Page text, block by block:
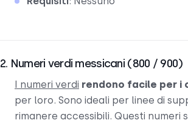
2. Numeri verdi messicani (800 / 900)
I numeri verdi rendono facile per i
per loro. Sono ideali per linee di
rimanere accessibili. Questi